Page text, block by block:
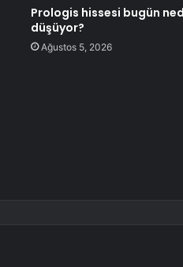
Prologis hissesi bugün
düşüyor?
Ağustos 5, 2026